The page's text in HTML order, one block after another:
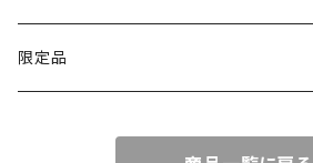
アゲート
ネックレスチェーン
限定品